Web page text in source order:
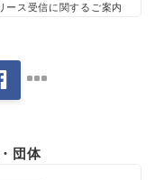
ース受信に関するご案内
団体